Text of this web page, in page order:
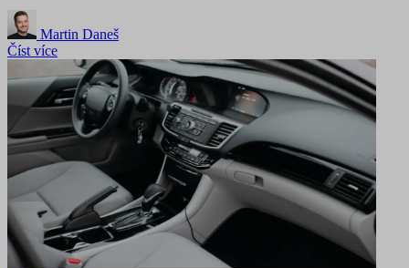
Martin Daneš
Číst více